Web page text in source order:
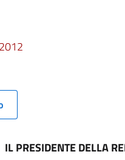
IL PRESIDENTE DELLA